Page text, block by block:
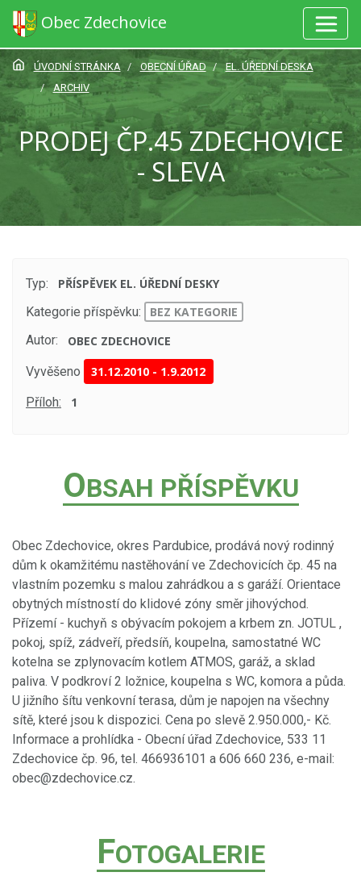
Obec Zdechovice
ÚVODNÍ STRÁNKA OBECNÍ ÚŘAD
EL. ÚŘEDNÍ DESKA
ARCHIV
PRODEJ ČP.45 ZDECHOVICE
- SLEVA
Typ:
PŘÍSPĚVEK EL. ÚŘEDNÍ DESKY
Kategorie příspěvku:
BEZ KATEGORIE
Autor:
OBEC ZDECHOVICE
Vyvěšeno 31.12.2010 - 1.9.2012
Příloh: 1
OBSAH PŘÍSPĚVKU
Obec Zdechovice, okres Pardubice, prodává nový rodinný
dům k okamžitému nastěhování ve Zdechovicích čp. 45 na
vlastním pozemku s malou zahrádkou a s garáží. Orientace
obytných místností do klidové zóny směr jihovýchod.
Přízemí - kuchyň s obývacím pokojem a krbem zn. JOTUL ,
pokoj, spíž, zádveří, předsíň, koupelna, samostatné WC
kotelna se zplynovacím kotlem ATMOS, garáž, a sklad
paliva. V podkroví 2 ložnice, koupelna s WC, komora a půda.
U jižního šítu venkovní terasa, dům je napojen na všechny
sítě, které jsou k dispozici. Cena po slevě 2.950.000,- Kč.
Informace a prohlídka - Obecní úřad Zdechovice, 533 11
Zdechovice čp. 96, tel. 466936101 a 606 660 236, e-mail:
obec@zdechovice.cz.
FOTOGALERIE